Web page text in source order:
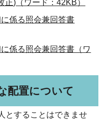
)（ワード：42KB）
係る照会兼回答書
係る照会兼回答書（ワ
配置について
とすることはできませ